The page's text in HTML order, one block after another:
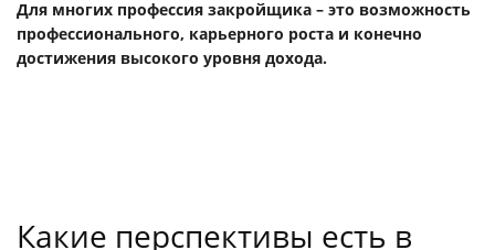
Для многих профессия закройщика – это возможность
профессионального, карьерного роста и конечно
достижения высокого уровня дохода.
Какие перспективы есть в